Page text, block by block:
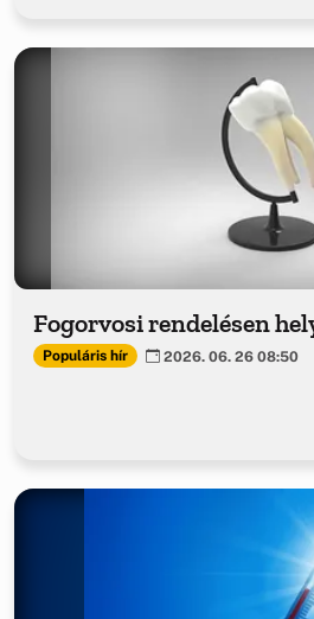
Fogorvosi rendelésen
Populáris hír 2026. 06. 26 08:50